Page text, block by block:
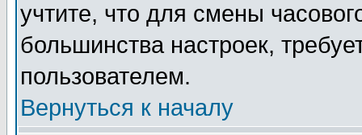
учтите, что для смены
большинства настроек,
пользователем.
Вернуться к началу